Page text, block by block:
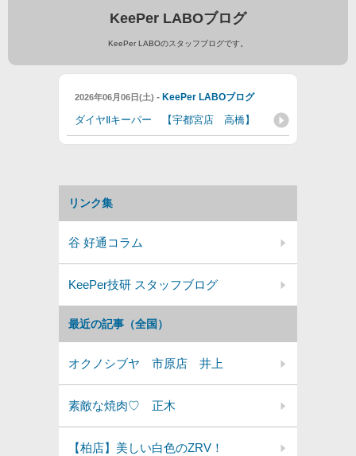
KeePer LABOブログ
KeePer LABOのスタッフブログです。
2026年06月06日(土) - KeePer LABOブログ
ダイヤⅡキーパー 【宇都宮店 高橋】
最近の記事（全国）
オクノシブヤ 市原店 井上
素敵な焼肉♡ 正木
【柏店】美しい白色のZRV！
リンク集
谷 好通コラム
KeePer技研 スタッフブログ